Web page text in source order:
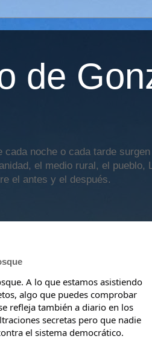
de
noche o cada tarde
el medio rural, el pueblo,
el antes y el después.
A lo que estamos asistiendo
algo que puedes comprobar
refleja también a diario en los
secretas pero que nadie
el sistema democrático.